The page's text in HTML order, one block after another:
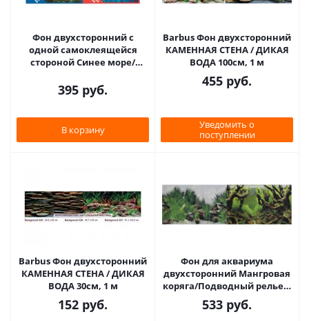
Фон двухсторонний с
одной самоклеящейся
стороной Синее море/
30x60см 9063+/9071
395 руб.
В корзину
Barbus Фон двухсторонний
КАМЕННАЯ СТЕНА / ДИКАЯ
ВОДА 100см, 1 м
455 руб.
Уведомить о
поступлении
Barbus Фон двухсторонний
КАМЕННАЯ СТЕНА / ДИКАЯ
ВОДА 30см, 1 м
152 руб.
Фон для аквариума
двухсторонний Мангровая
коряга/Подводный рельеф
50х100см (9098/9030)
533 руб.